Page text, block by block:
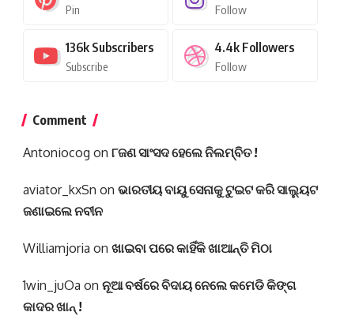
Pin Follow
136k Subscribers
Subscribe
4.4k Followers
Follow
Comment
Antoniocog on ୮ଜଣ ସାଂସଦ ହେଲେ ନିଲମ୍ବିତ !
aviator_kxSn on ଭାରତୀୟ ବାୟୁ ସେନାକୁ ଟୁଇଟ କରି ସାଲ୍ୟୁଟ
ଜଣାଇଲେ ନବୀନ
Williamjoria on ଖାଇବା ପରେ କାହିଁକି ଖାଆନ୍ତି ମିଠା
1win_juOa on ନୂଆ ବର୍ଷରେ ବିଦାୟ ନେଲେ କମେଡି କିଙ୍ଗ
କାଦର ଖାନ୍ !